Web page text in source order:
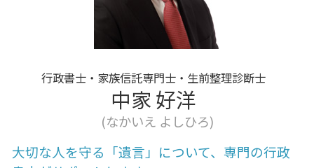
家族信託 我孫子市 行政書士
家族信託 鎌ヶ谷 行政書士
離婚協議書 白井市 行政書士
行政書士・家族信託専門士・生前整理診断士
中家 好洋
(なかいえ よしひろ)
大切な人を守る「遺言」について、専門の行政